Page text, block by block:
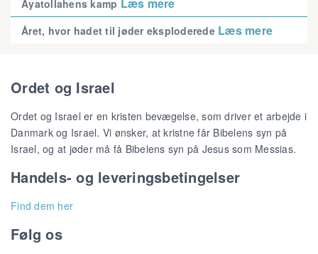
Ayatollahens kamp
Året, hvor hadet til jøder eksploderede Læs mere
Ordet og Israel
Ordet og Israel er en kristen bevægelse, som driver et arbejde i
Danmark og Israel. Vi ønsker, at kristne får Bibelens syn på
Israel, og at jøder må få Bibelens syn på Jesus som Messias.
Handels- og leveringsbetingelser
Find dem her
Følg os